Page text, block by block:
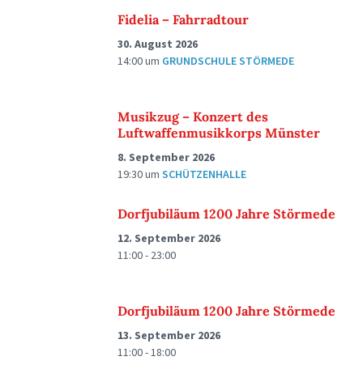
Fidelia – Fahrradtour
30. August 2026
14:00um GRUNDSCHULE STÖRMEDE
Musikzug – Konzert des
Luftwaffenmusikkorps Münster
8. September 2026
19:30um SCHÜTZENHALLE
Dorfjubiläum 1200 Jahre Störmede
12. September 2026
11:00 - 23:00
Dorfjubiläum 1200 Jahre Störmede
13. September 2026
11:00 - 18:00